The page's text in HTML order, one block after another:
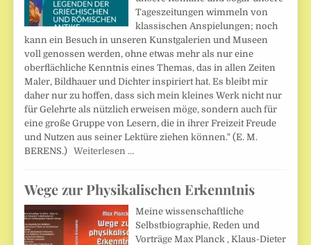
Tageszeitungen wimmeln von
klassischen Anspielungen; noch
kann ein Besuch in unseren Kunstgalerien und Museen
voll genossen werden, ohne etwas mehr als nur eine
oberflächliche Kenntnis eines Themas, das in allen Zeiten
Maler, Bildhauer und Dichter inspiriert hat. Es bleibt mir
daher nur zu hoffen, dass sich mein kleines Werk nicht nur
für Gelehrte als nützlich erweisen möge, sondern auch für
eine große Gruppe von Lesern, die in ihrer Freizeit Freude
und Nutzen aus seiner Lektüre ziehen können." (E. M.
BERENS.)Weiterlesen …
Wege zur Physikalischen Erkenntnis
Meine wissenschaftliche
Selbstbiographie, Reden und
Vorträge Max Planck , Klaus-Dieter